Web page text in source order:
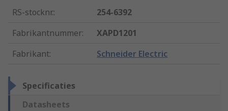
RS-stocknr.:
254-6392
Fabrikantnummer:
XAPD1201
Fabrikant: Schneider Electric
Specificaties
Datasheets